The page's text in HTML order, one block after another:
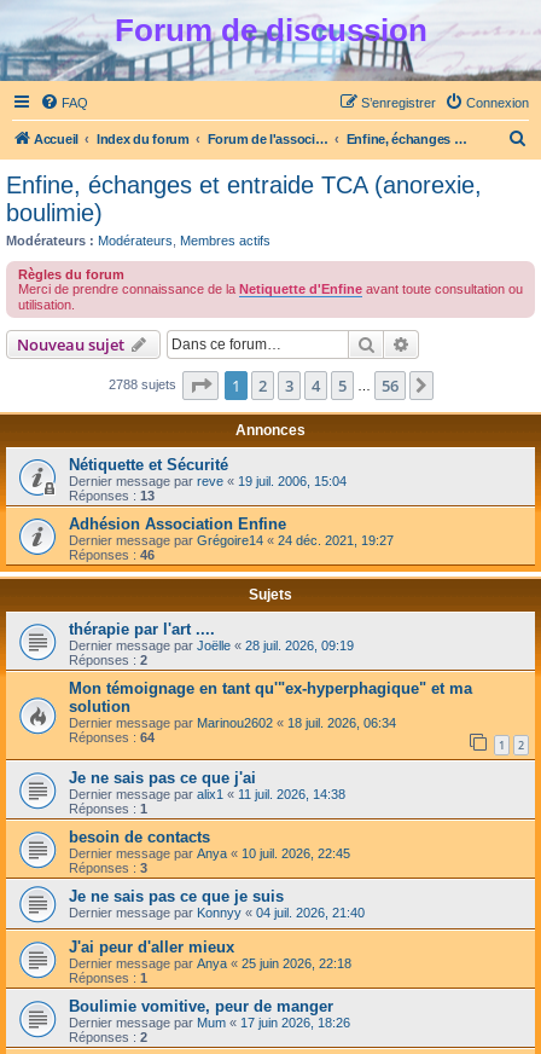
Forum de discussion
FAQ Connexion
S’enregistrer
Accueil Index du forum Forum de l'association Enfine Enfine, échanges et entraide TCA (anorexie, boulimie)
c
Enfine, échanges et entraide TCA (anorexie,
boulimie)
Modérateurs : Modérateurs Membres actifs
Règles du forum
Merci de prendre connaissance de la Netiquette d'Enfine avant toute consultation ou
utilisation.
Nouveau sujet Rechercher
2788 sujets Page 1sur56
1 2 3 4 5 56
Annonces
Nétiquette et Sécurité
Dernier message par reve « 19 juil. 2006, 15:04
Réponses : 13
Adhésion Association Enfine
Dernier message par Grégoire14 « 24 déc. 2021, 19:27
Réponses : 46
Sujets
thérapie par l'art ....
Dernier message par Joëlle « 28 juil. 2026, 09:19
Réponses : 2
Mon témoignage en tant qu'"ex-hyperphagique" et ma
solution
Dernier message par Marinou2602 « 18 juil. 2026, 06:34
Réponses : 64 1 2
Je ne sais pas ce que j'ai
Dernier message par alix1 « 11 juil. 2026, 14:38
Réponses : 1
besoin de contacts
Dernier message par Anya « 10 juil. 2026, 22:45
Réponses : 3
Je ne sais pas ce que je suis
Dernier message par Konnyy « 04 juil. 2026, 21:40
J'ai peur d'aller mieux
Dernier message par Anya « 25 juin 2026, 22:18
Réponses : 1
Boulimie vomitive, peur de manger
Dernier message par Mum « 17 juin 2026, 18:26
Réponses : 2